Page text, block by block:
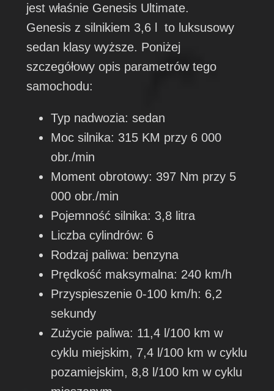
jest właśnie Genesis Ultimate.
Genesis z silnikiem 3,6 l to luksusowy
sedan klasy wyższe. Poniżej
szczegółowy opis parametrów tego
samochodu:
Typ nadwozia: sedan
Moc silnika: 315 KM przy 6 000
obr./min
Moment obrotowy: 397 Nm przy 5
000 obr./min
Pojemność silnika: 3,8 litra
Liczba cylindrów: 6
Rodzaj paliwa: benzyna
Prędkość maksymalna: 240 km/h
Przyspieszenie 0-100 km/h: 6,2
sekundy
Zużycie paliwa: 11,4 l/100 km w
cyklu miejskim, 7,4 l/100 km w cyklu
pozamiejskim, 8,8 l/100 km w cyklu